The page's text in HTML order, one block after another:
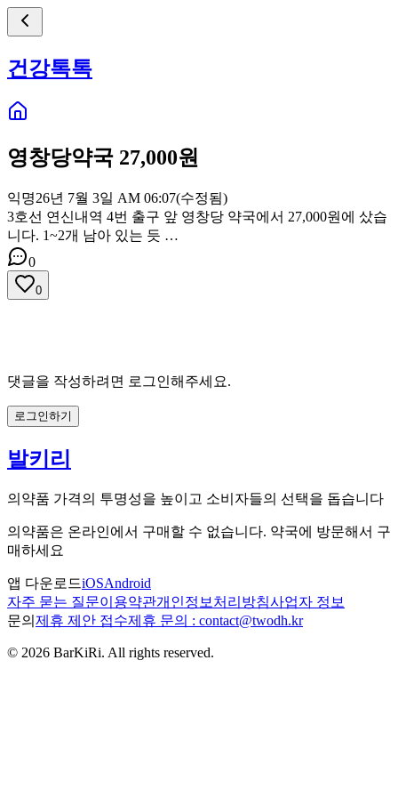
건강톡톡
영창당약국 27,000원
익명26년 7월 3일 AM 06:07(수정됨)
3호선 연신내역 4번 출구 앞 영창당 약국에서 27,000원에 샀습
니다. 1~2개 남아 있는 듯 …
0
0
댓글을 작성하려면 로그인해주세요.
로그인하기
발키리
의약품 가격의 투명성을 높이고 소비자들의 선택을 돕습니다
의약품은 온라인에서 구매할 수 없습니다. 약국에 방문해서 구
매하세요
앱 다운로드iOSAndroid
자주 묻는 질문이용약관개인정보처리방침사업자 정보
문의 제휴 제안 접수제휴 문의 : contact@twodh.kr
© 2026 BarKiRi. All rights reserved.